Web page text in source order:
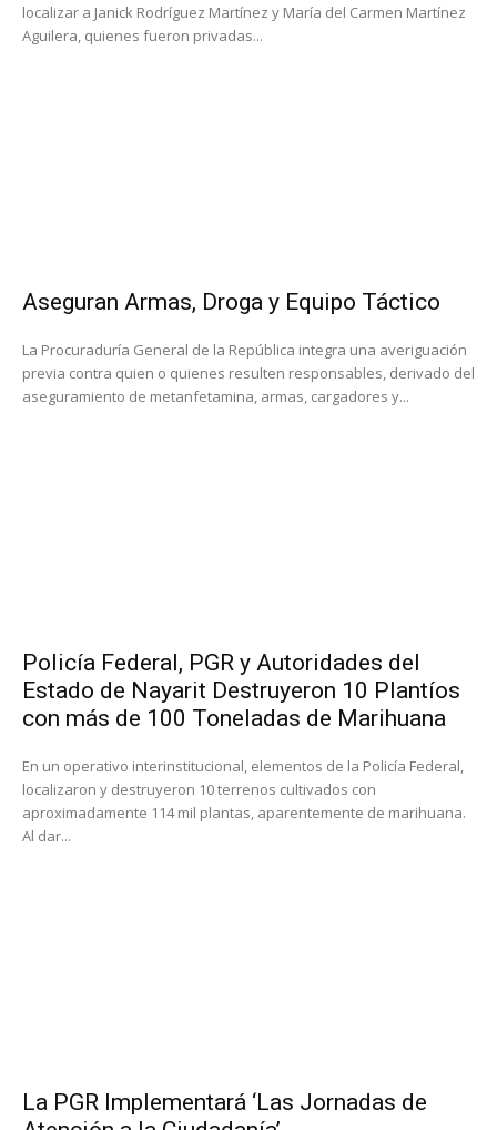
localizar a Janick Rodríguez Martínez y María del Carmen Martínez
Aguilera, quienes fueron privadas...
Aseguran Armas, Droga y Equipo Táctico
La Procuraduría General de la República integra una averiguación
previa contra quien o quienes resulten responsables, derivado del
aseguramiento de metanfetamina, armas, cargadores y...
Policía Federal, PGR y Autoridades del
Estado de Nayarit Destruyeron 10 Plantíos
con más de 100 Toneladas de Marihuana
En un operativo interinstitucional, elementos de la Policía Federal,
localizaron y destruyeron 10 terrenos cultivados con
aproximadamente 114 mil plantas, aparentemente de marihuana.
Al dar...
La PGR Implementará ‘Las Jornadas de